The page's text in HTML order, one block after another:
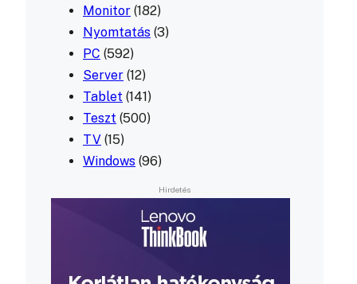
Monitor (182)
Nyomtatás (3)
PC (592)
Server (12)
Tablet (141)
Teszt (500)
TV (15)
Windows (96)